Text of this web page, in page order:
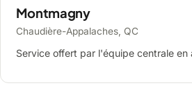
Montmagny
Chaudière-Appalaches, QC
Service offert par l'équipe centrale